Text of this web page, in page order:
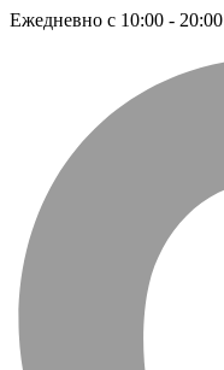
Ежедневно с 10:00 - 20:00